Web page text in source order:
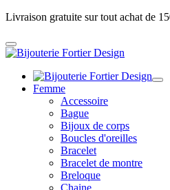
Livraison gratuite sur tout achat de
Femme
Accessoire
Bague
Bijoux de corps
Boucles d'oreilles
Bracelet
Bracelet de montre
Breloque
Chaine